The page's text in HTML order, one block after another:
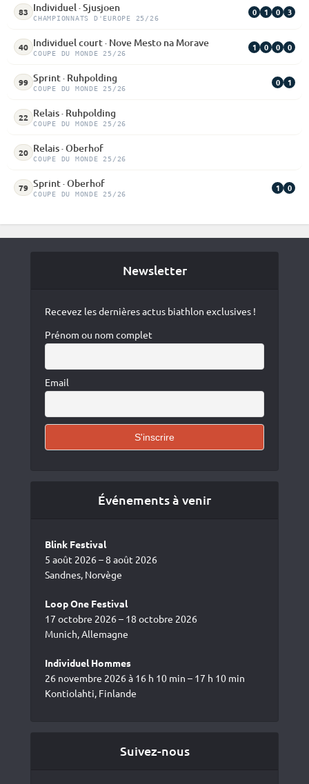
83 Individuel · Sjusjoen
CHAMPIONNATS D'EUROPE 25/26
0 1 0 3
40 Individuel court · Nove Mesto na Morave
COUPE DU MONDE 25/26
1 0 0 0
99 Sprint · Ruhpolding
COUPE DU MONDE 25/26
0 1
22 Relais · Ruhpolding
COUPE DU MONDE 25/26
20 Relais · Oberhof
COUPE DU MONDE 25/26
79 Sprint · Oberhof
COUPE DU MONDE 25/26
1 0
Newsletter
Recevez les dernières actus biathlon exclusives !
Prénom ou nom complet
Email
Événements à venir
Blink Festival
5 août 2026 – 8 août 2026
Sandnes, Norvège
Loop One Festival
17 octobre 2026 – 18 octobre 2026
Munich, Allemagne
Individuel Hommes
26 novembre 2026 à 16 h 10 min – 17 h 10 min
Kontiolahti, Finlande
Suivez-nous